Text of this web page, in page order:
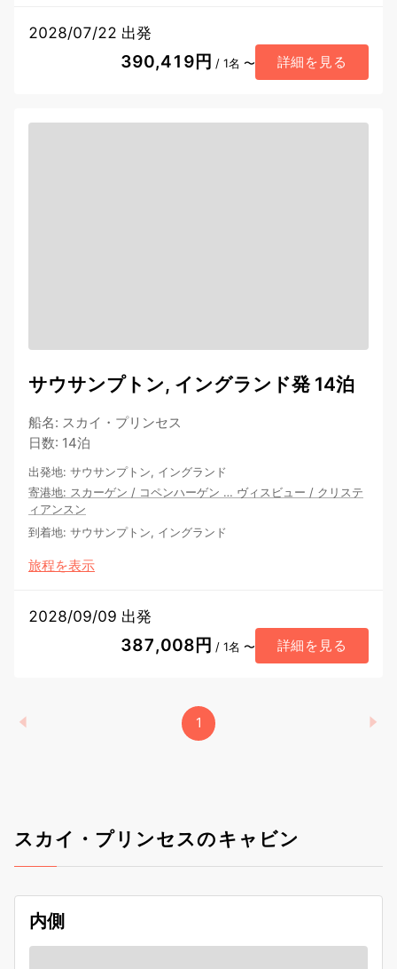
2028/07/22 出発
390,419円 / 1名 〜 詳細を見る
サウサンプトン, イングランド発 14泊
船名: スカイ・プリンセス
日数: 14泊
出発地: サウサンプトン, イングランド
寄港地: スカーゲン / コペンハーゲン … ヴィスビュー / クリステ
ィアンスン
到着地: サウサンプトン, イングランド
旅程を表示
2028/09/09 出発
387,008円 / 1名 〜 詳細を見る
1
スカイ・プリンセスのキャビン
内側